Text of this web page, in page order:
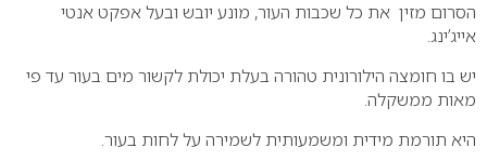
הסרום מזין את כל שכבות העור, מונע יובש ובעל אפקט אנטי
אייג’ינג.
יש בו חומצה הילורונית טהורה בעלת יכולת לקשור מים בעור עד פי
מאות ממשקלה.
היא תורמת מידית ומשמעותית לשמירה על לחות בעור.